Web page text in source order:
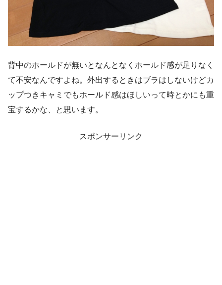
背中のホールドが無いとなんとなくホールド感が足りなく
て不安なんですよね。外出するときはブラはしないけどカ
ップつきキャミでもホールド感はほしいって時とかにも重
宝するかな、と思います。
スポンサーリンク